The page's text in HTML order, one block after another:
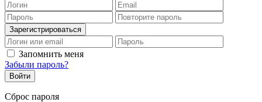
Запомнить меня
Забыли пароль?
Сброс пароля